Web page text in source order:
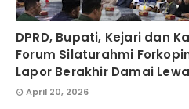
DPRD, Bupati, Kejari dan
Forum Silaturahmi
Lapor Berakhir Damai
April 20, 2026